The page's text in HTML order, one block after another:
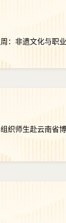
：非遗文化与职
织师生赴云南省